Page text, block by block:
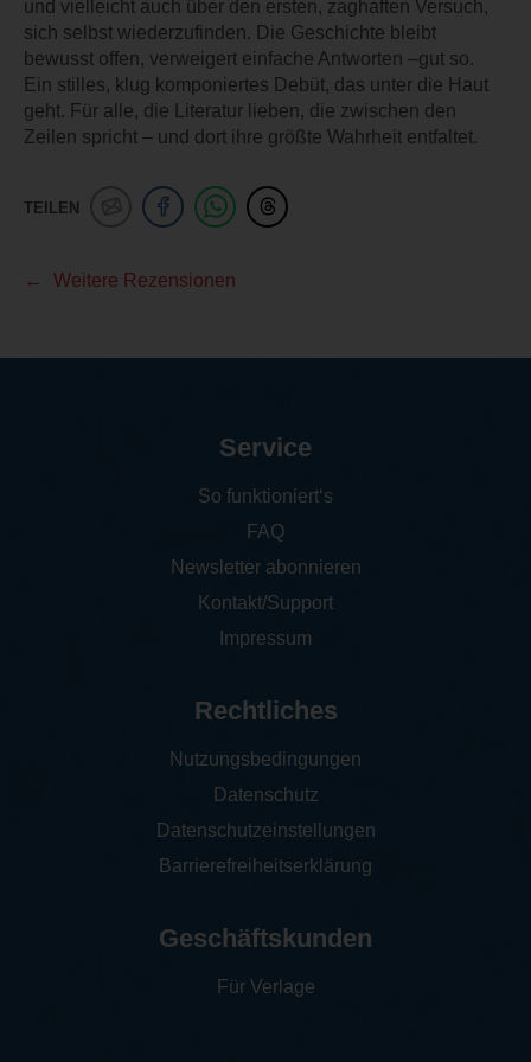
und vielleicht auch über den ersten, zaghaften Versuch,
sich selbst wiederzufinden. Die Geschichte bleibt
bewusst offen, verweigert einfache Antworten –gut so.
Ein stilles, klug komponiertes Debüt, das unter die Haut
geht. Für alle, die Literatur lieben, die zwischen den
Zeilen spricht – und dort ihre größte Wahrheit entfaltet.
TEILEN
Weitere Rezensionen
Service
So funktioniert‘s
FAQ
Newsletter abonnieren
Kontakt/Support
Impressum
Rechtliches
Nutzungsbedingungen
Datenschutz
Datenschutzeinstellungen
Barrierefreiheitserklärung
Geschäftskunden
Für Verlage